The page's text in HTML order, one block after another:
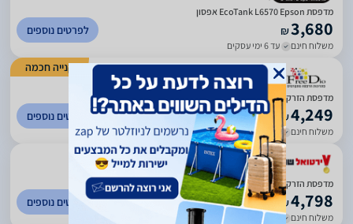
מדפסת EcoTank L6570‎ Epson אפסון
₪3,680
משלוח חינם עד 6 ימי עסקים
לפרטים נוספים
קנייה חכמה
4.71
(
1988
)
מדפסת ‏הזרקת דיו ‏משולבת EcoTank L6570‎ Epson אפסון
₪4,249
משלוח חינם עד 3 ימי עסקים
לפרטים נוספים
4.33
150
מדפסת ‏הזרקת דיו EcoTank L6570‎ Epson אפסון
₪4,798
משלוח חינם עד 5 ימי עסקים
לפרטים נוספים